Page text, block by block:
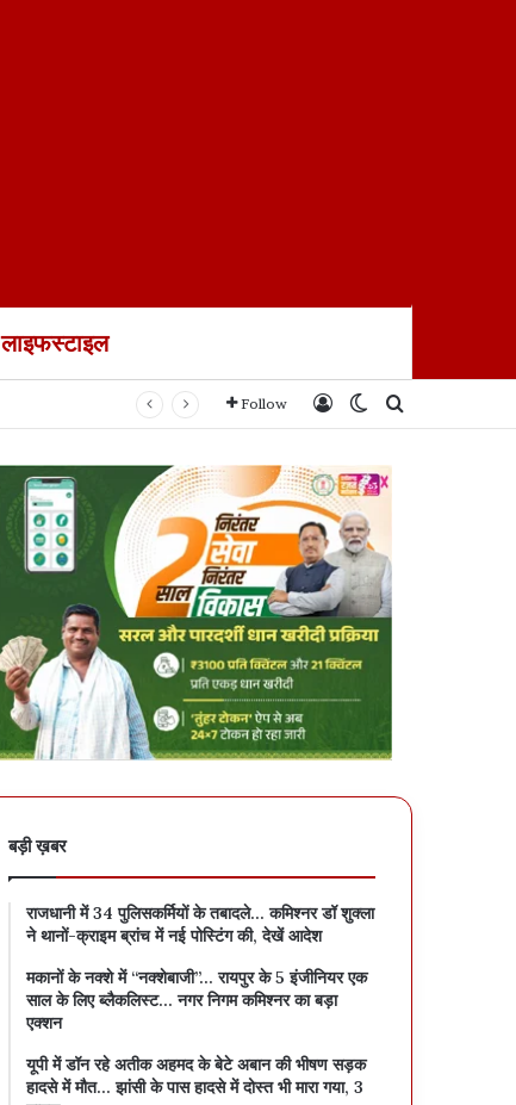
लाइफस्टाइल
Follow Log InSwitch skin
बड़ी ख़बर
राजधानी में 34 पुलिसकर्मियों के तबादले… कमिश्नर डॉ शुक्ला
ने थानों-क्राइम ब्रांच में नई पोस्टिंग की, देखें आदेश
मकानों के नक्शे में “नक्शेबाजी”… रायपुर के 5 इंजीनियर एक
साल के लिए ब्लैकलिस्ट… नगर निगम कमिश्नर का बड़ा
एक्शन
यूपी में डॉन रहे अतीक अहमद के बेटे अबान की भीषण सड़क
हादसे में मौत… झांसी के पास हादसे में दोस्त भी मारा गया, 3